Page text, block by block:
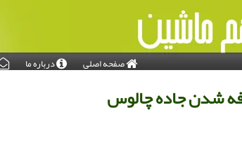
صفحه اصلی درباره ما
شدن جاده چالوس